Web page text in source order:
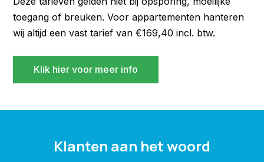
toegang of breuken. Voor appartementen hanteren
wij altijd een vast tarief van €169,40 incl. btw.
Klik hier voor meer info
Klanten aan het woord